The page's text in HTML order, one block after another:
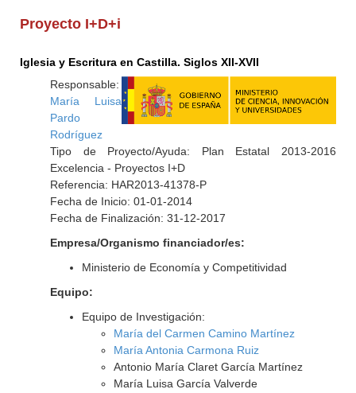
Proyecto I+D+i
Iglesia y Escritura en Castilla. Siglos XII-XVII
Responsable:
María Luisa
Pardo
Rodríguez
Tipo de Proyecto/Ayuda: Plan Estatal 2013-2016
Excelencia - Proyectos I+D
Referencia: HAR2013-41378-P
Fecha de Inicio: 01-01-2014
Fecha de Finalización: 31-12-2017
Empresa/Organismo financiador/es:
Ministerio de Economía y Competitividad
Equipo:
Equipo de Investigación:
María del Carmen Camino Martínez
María Antonia Carmona Ruiz
Antonio María Claret García Martínez
María Luisa García Valverde